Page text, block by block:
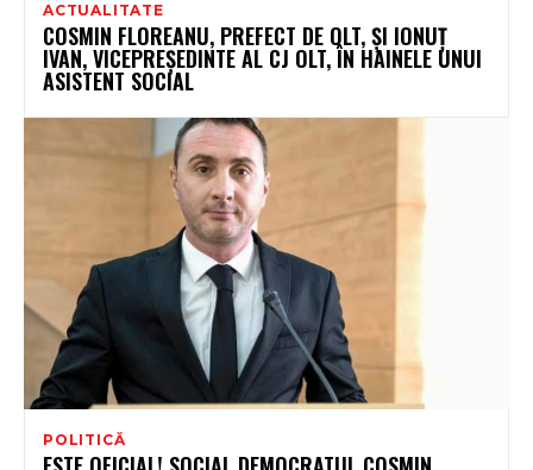
ACTUALITATE
COSMIN FLOREANU, PREFECT DE OLT, ȘI IONUȚ
IVAN, VICEPREȘEDINTE AL CJ OLT, ÎN HAINELE UNUI
ASISTENT SOCIAL
POLITICĂ